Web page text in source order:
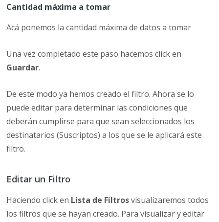
Cantidad máxima a tomar
Acá ponemos la cantidad máxima de datos a tomar
Una vez completado este paso hacemos click en
Guardar.
De este modo ya hemos creado el filtro. Ahora se lo
puede editar para determinar las condiciones que
deberán cumplirse para que sean seleccionados los
destinatarios (Suscriptos) a los que se le aplicará este
filtro.
Editar un Filtro
Haciendo click en Lista de Filtrosvisualizaremos todos
los filtros que se hayan creado. Para visualizar y editar